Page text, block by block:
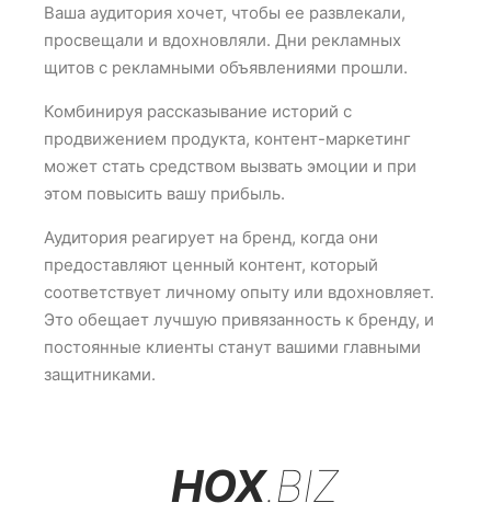
Ваша аудитория хочет, чтобы ее развлекали,
просвещали и вдохновляли. Дни рекламных
щитов с рекламными объявлениями прошли.
Комбинируя рассказывание историй с
продвижением продукта, контент-маркетинг
может стать средством вызвать эмоции и при
этом повысить вашу прибыль.
Аудитория реагирует на бренд, когда они
предоставляют ценный контент, который
соответствует личному опыту или вдохновляет.
Это обещает лучшую привязанность к бренду, и
постоянные клиенты станут вашими главными
защитниками.
HOX.BIZ